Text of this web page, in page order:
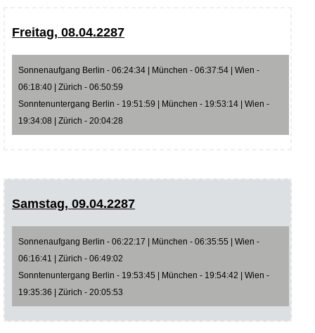
Freitag, 08.04.2287
Sonnenaufgang Berlin - 06:24:34 | München - 06:37:54 | Wien -
06:18:40 | Zürich - 06:50:59
Sonntenuntergang Berlin - 19:51:59 | München - 19:53:14 | Wien -
19:34:08 | Zürich - 20:04:28
Samstag, 09.04.2287
Sonnenaufgang Berlin - 06:22:17 | München - 06:35:55 | Wien -
06:16:41 | Zürich - 06:49:02
Sonntenuntergang Berlin - 19:53:45 | München - 19:54:42 | Wien -
19:35:36 | Zürich - 20:05:53